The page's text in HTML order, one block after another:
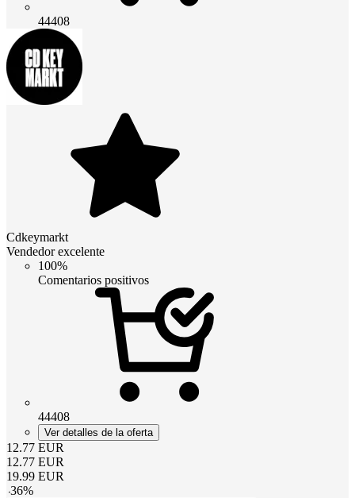
44408
Cdkeymarkt
Vendedor excelente
100%
Comentarios positivos
44408
Ver detalles de la oferta
12.77 EUR
12.77 EUR
19.99 EUR
-36%